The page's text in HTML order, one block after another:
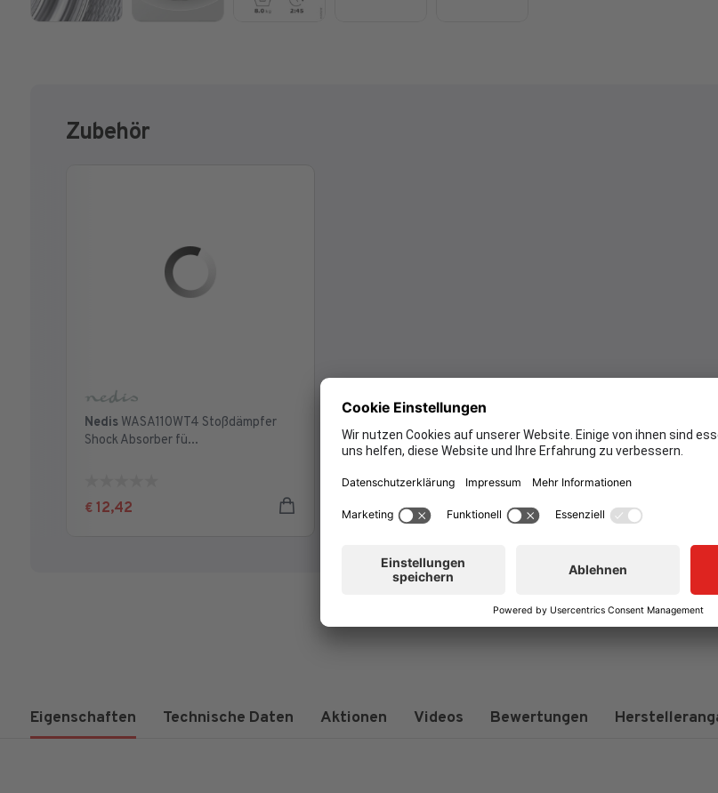
Zubehör
Nedis WASA110WT4 Stoßdämpfer
Shock Absorber fü...
von
€ 12,42
Eigenschaften Technische Daten Aktionen Videos Bewertungen